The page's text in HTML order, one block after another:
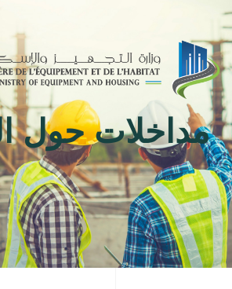
مداخلات حول